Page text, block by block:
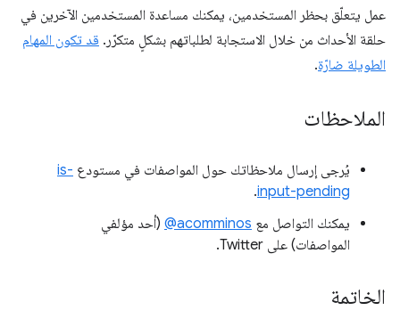
عمل يتعلّق بحظر المستخدمين، يمكنك مساعدة المستخدمين الآخرين في
حلقة الأحداث من خلال الاستجابة لطلباتهم بشكلٍ متكرّر. قد تكون المهام
الطويلة ضارّة.
الملاحظات
يُرجى إرسال ملاحظاتك حول المواصفات في مستودع is-
input-pending
.
يمكنك التواصل مع ‎@acomminos (أحد مؤلفي
المواصفات) على Twitter.
الخاتمة